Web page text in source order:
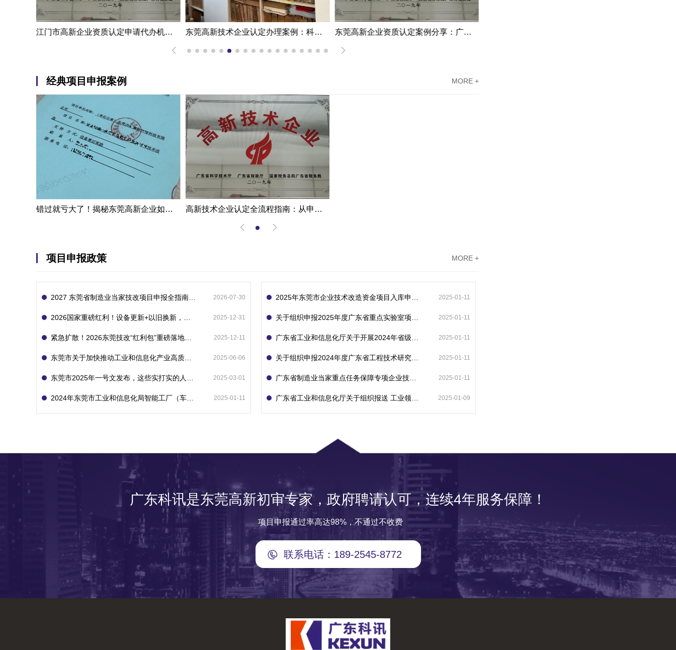
江门市高新企业资质认定申请代办机构服务案例 东莞高新技术企业认定办理案例：科技企业通过专家意见提高成过率 东莞高新企业资质认定案例分享：广东科讯协助新能源企业攻克难题
经典项目申报案例 MORE +
错过就亏大了！揭秘东莞高新企业如何轻松拿下省级技术改造项目300万补贴 高新技术企业认定全流程指南：从申报到复审的成功经验分享
项目申报政策 MORE +
2026-07-30
2025-12-31
2025-12-11
2025-06-06
2025-03-01
2025-01-11
2025-01-11
2025-01-11
2025-01-11
2025-01-11
2025-01-11
2025-01-09
广东科讯是东莞高新初审专家，政府聘请认可，连续4年服务保障！
项目申报通过率高达98%，不通过不收费
联系电话：189-2545-8772